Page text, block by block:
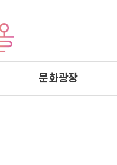
문화광장